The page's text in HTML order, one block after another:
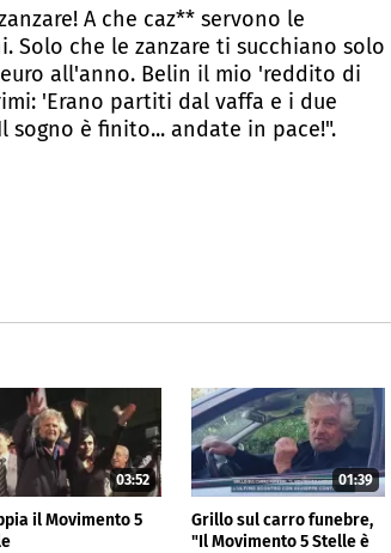
A che caz** servono le
Solo che le zanzare ti succhiano solo
all'anno. Belin il mio 'reddito di
'Erano partiti dal vaffa e i due
sogno è finito... andate in pace!".
03:52
il Movimento 5
01:39
Grillo sul carro funebre,
"Il Movimento 5 Stelle è